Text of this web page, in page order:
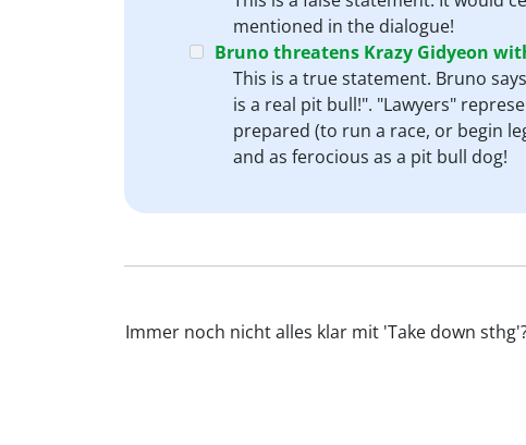
mentioned in the dialogue!
Bruno threatens Krazy Gidyeon
This is a true statement. Bruno
is a real pit bull!". "Lawyers"
prepared (to run a race, or begin
and as ferocious as a pit bull dog!
Immer noch nicht alles klar mit 'Take down